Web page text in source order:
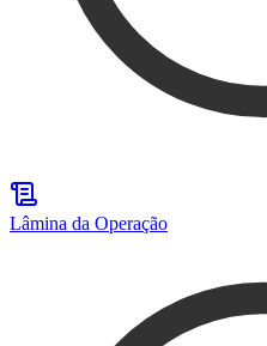
Lâmina da Operação